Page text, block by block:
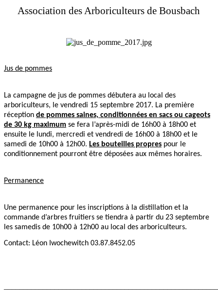
Association des Arboriculteurs de Bousbach
Jus de pommes
La campagne de jus de pommes débutera au local des
arboriculteurs, le vendredi 15 septembre 2017. La première
réception de pommes saines, conditionnées en sacs ou cageots
de 30 kg maximum se fera l’après-midi de 16h00 à 18h00 et
ensuite le lundi, mercredi et vendredi de 16h00 à 18h00 et le
samedi de 10h00 à 12h00. Les bouteilles propres pour le
conditionnement pourront être déposées aux mêmes horaires.
Permanence
Une permanence pour les inscriptions à la distillation et la
commande d’arbres fruitiers se tiendra à partir du 23 septembre
les samedis de 10h00 à 12h00 au local des arboriculteurs.
Contact: Léon Iwochewitch 03.87.8452.05